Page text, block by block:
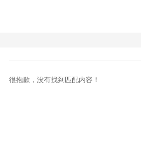
很抱歉，没有找到匹配内容！